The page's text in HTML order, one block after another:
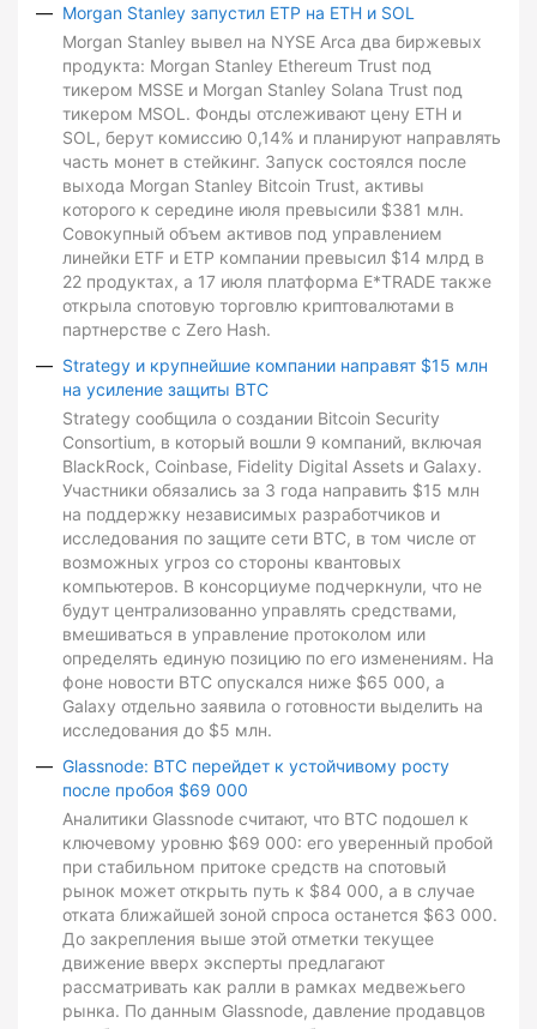
Morgan Stanley запустил ETP на ETH и SOL
Morgan Stanley вывел на NYSE Arca два биржевых
продукта: Morgan Stanley Ethereum Trust под
тикером MSSE и Morgan Stanley Solana Trust под
тикером MSOL. Фонды отслеживают цену ETH и
SOL, берут комиссию 0,14% и планируют направлять
часть монет в стейкинг. Запуск состоялся после
выхода Morgan Stanley Bitcoin Trust, активы
которого к середине июля превысили $381 млн.
Совокупный объем активов под управлением
линейки ETF и ETP компании превысил $14 млрд в
22 продуктах, а 17 июля платформа E*TRADE также
открыла спотовую торговлю криптовалютами в
партнерстве с Zero Hash.
Strategy и крупнейшие компании направят $15 млн
на усиление защиты BTC
Strategy сообщила о создании Bitcoin Security
Consortium, в который вошли 9 компаний, включая
BlackRock, Coinbase, Fidelity Digital Assets и Galaxy.
Участники обязались за 3 года направить $15 млн
на поддержку независимых разработчиков и
исследования по защите сети BTC, в том числе от
возможных угроз со стороны квантовых
компьютеров. В консорциуме подчеркнули, что не
будут централизованно управлять средствами,
вмешиваться в управление протоколом или
определять единую позицию по его изменениям. На
фоне новости BTC опускался ниже $65 000, а
Galaxy отдельно заявила о готовности выделить на
исследования до $5 млн.
Glassnode: BTC перейдет к устойчивому росту
после пробоя $69 000
Аналитики Glassnode считают, что BTC подошел к
ключевому уровню $69 000: его уверенный пробой
при стабильном притоке средств на спотовый
рынок может открыть путь к $84 000, а в случае
отката ближайшей зоной спроса останется $63 000.
До закрепления выше этой отметки текущее
движение вверх эксперты предлагают
рассматривать как ралли в рамках медвежьего
рынка. По данным Glassnode, давление продавцов